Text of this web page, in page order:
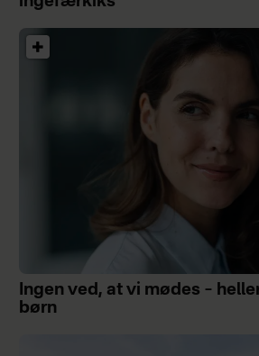
Ingen ved, at vi mødes –
børn